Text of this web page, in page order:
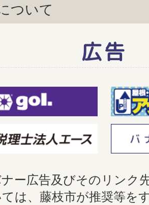
ついて
広告
ー広告及びそのリンク
は、藤枝市が推奨等を